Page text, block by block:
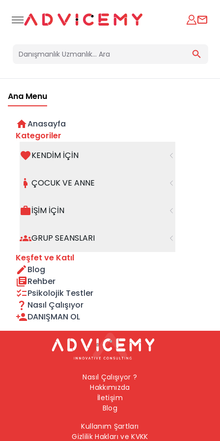
Ana Menu
Anasayfa
Kategoriler
KENDİM İÇİN
ÇOCUK VE ANNE
İŞİM İÇİN
GRUP SEANSLARI
Keşfet ve Katıl
Blog
Rehber
Psikolojik Testler
Nasıl Çalışıyor
DANIŞMAN OL
halinde whatsapp hattımızdan iletişime
Nasıl Çalışıyor ?
Hakkımızda
İletişim
Blog
Kullanım Şartları
Gizlilik Hakları ve KVKK